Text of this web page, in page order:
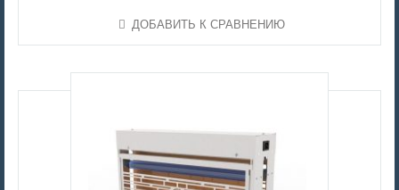
ДОБАВИТЬ К СРАВНЕНИЮ